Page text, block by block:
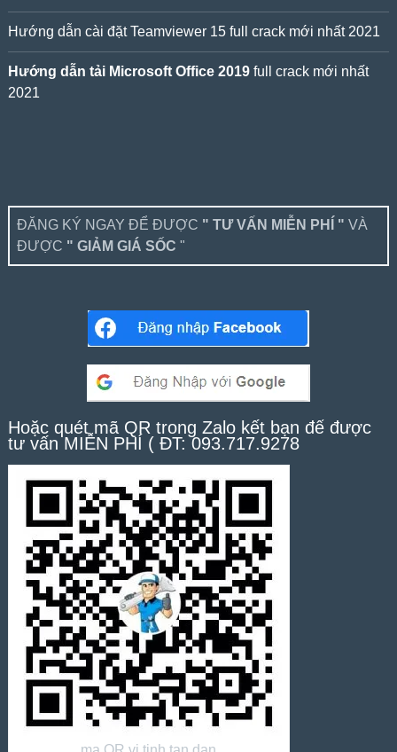
Hướng dẫn cài đặt Teamviewer 15 full crack mới nhất 2021
Hướng dẫn tải Microsoft Office 2019full crack mới nhất
2021
ĐĂNG KÝ NGAY ĐỂ ĐƯỢC " TƯ VẤN MIỄN PHÍ " VÀ
ĐƯỢC " GIẢM GIÁ SỐC "
Hoặc quét mã QR trong Zalo kết bạn để được
tư vấn MIỄN PHÍ ( ĐT: 093.717.9278